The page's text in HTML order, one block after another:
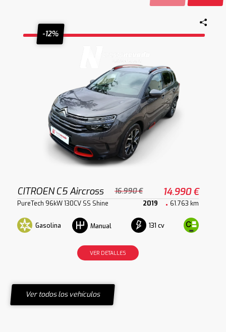
-12%
CITROEN C5 Aircross 16.990 € 14.990 €
PureTech 96kW 130CV SS Shine 2019 61.763 km
Gasolina Manual 131 cv
VER DETALLES
Ver todos los vehículos